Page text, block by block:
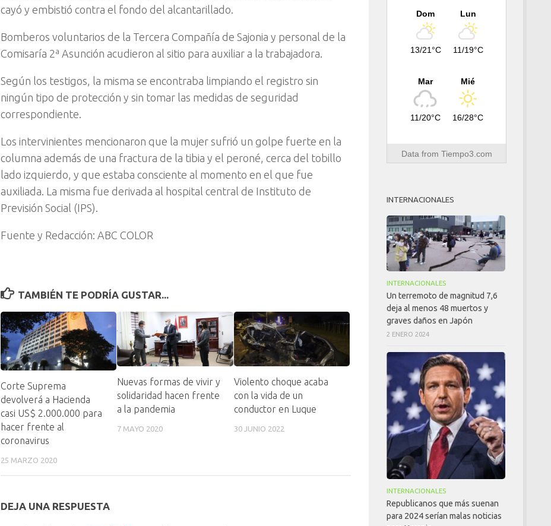
cayó y embistió contra el fondo del alcantarillado.
Bomberos voluntarios de la Tercera Compañía de Sajonia y personal de la
Comisaría 2ª Asunción acudieron al sitio para auxiliar a la trabajadora.
Según los testigos, la misma se encontraba limpiando el registro sin
ningún tipo de protección y sin tomar las medidas de seguridad
correspondiente.
Los intervinientes mencionaron que la mujer sufrió un golpe fuerte en la
columna además de una fractura de la tibia y el peroné, cerca del tobillo
lado izquierdo, y que estaba consciente al momento en el que fue
auxiliada. La misma fue derivada al hospital central de Instituto de
Previsión Social (IPS).
Fuente y Redacción: ABC COLOR
TAMBIÉN TE PODRÍA GUSTAR...
Corte Suprema
devolverá a Hacienda
casi US$ 2.000.000 para
hacer frente al
coronavirus
25 MARZO 2020
Nuevas formas de vivir y
solidaridad hacen frente
a la pandemia
7 MAYO 2020
Violento choque acaba
con la vida de un
conductor en Luque
30 JUNIO 2022
DEJA UNA RESPUESTA
Dom
13/21°C
Lun
11/19°C
Mar
11/20°C
Mié
16/28°C
Data from Tiempo3.com
INTERNACIONALES
INTERNACIONALES
Un terremoto de magnitud 7,6
deja al menos 48 muertos y
graves daños en Japón
2 ENERO 2024
INTERNACIONALES
Republicanos que más suenan
para 2024 serían malas noticias